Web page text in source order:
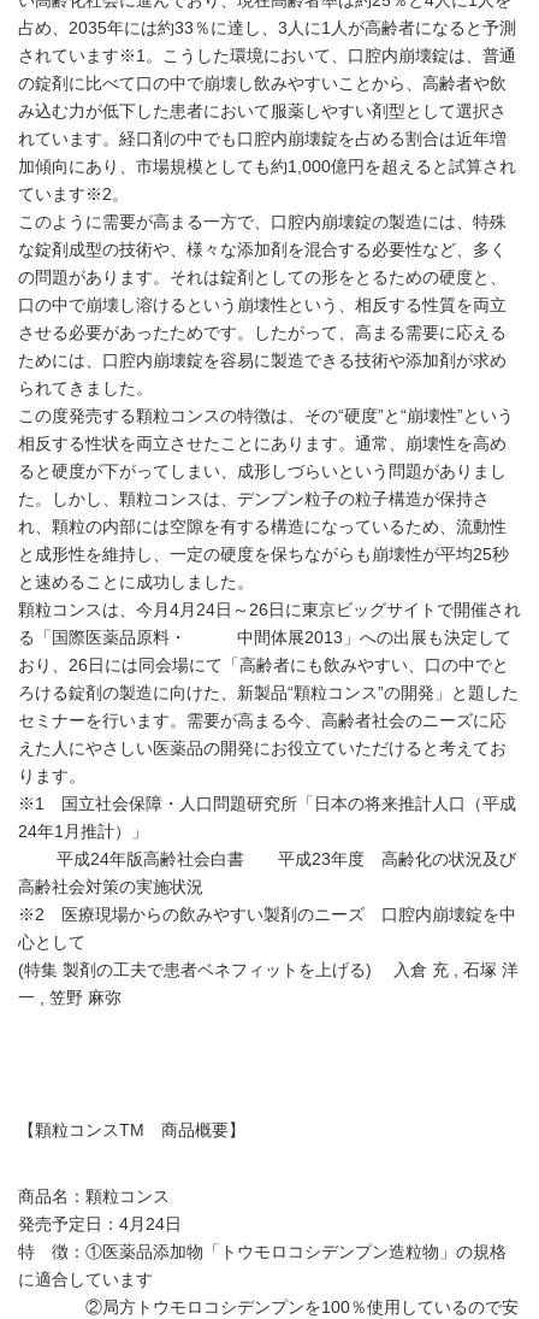
占め、2035年には約33％に達し、3人に1人が高齢者になると予測
されています※1。こうした環境において、口腔内崩壊錠は、普通
の錠剤に比べて口の中で崩壊し飲みやすいことから、高齢者や飲
み込む力が低下した患者において服薬しやすい剤型として選択さ
れています。経口剤の中でも口腔内崩壊錠を占める割合は近年増
加傾向にあり、市場規模としても約1,000億円を超えると試算され
ています※2。
このように需要が高まる一方で、口腔内崩壊錠の製造には、特殊
な錠剤成型の技術や、様々な添加剤を混合する必要性など、多く
の問題があります。それは錠剤としての形をとるための硬度と、
口の中で崩壊し溶けるという崩壊性という、相反する性質を両立
させる必要があったためです。したがって、高まる需要に応える
ためには、口腔内崩壊錠を容易に製造できる技術や添加剤が求め
られてきました。
この度発売する顆粒コンスの特徴は、その“硬度”と“崩壊性”という
相反する性状を両立させたことにあります。通常、崩壊性を高め
ると硬度が下がってしまい、成形しづらいという問題がありまし
た。しかし、顆粒コンスは、デンプン粒子の粒子構造が保持さ
れ、顆粒の内部には空隙を有する構造になっているため、流動性
と成形性を維持し、一定の硬度を保ちながらも崩壊性が平均25秒
と速めることに成功しました。
顆粒コンスは、今月4月24日～26日に東京ビッグサイトで開催され
る「国際医薬品原料・ 中間体展2013」への出展も決定して
おり、26日には同会場にて「高齢者にも飲みやすい、口の中でと
ろける錠剤の製造に向けた、新製品“顆粒コンス”の開発」と題した
セミナーを行います。需要が高まる今、高齢者社会のニーズに応
えた人にやさしい医薬品の開発にお役立ていただけると考えてお
ります。
※1 国立社会保障・人口問題研究所「日本の将来推計人口（平成
24年1月推計）」
平成24年版高齢社会白書 平成23年度 高齢化の状況及び
高齢社会対策の実施状況
※2 医療現場からの飲みやすい製剤のニーズ 口腔内崩壊錠を中
心として
(特集 製剤の工夫で患者ベネフィットを上げる) 入倉 充 , 石塚 洋
一 , 笠野 麻弥
【顆粒コンスTM 商品概要】
商品名：顆粒コンス
発売予定日：4月24日
特 徴：①医薬品添加物「トウモロコシデンプン造粒物」の規格
に適合しています
②局方トウモロコシデンプンを100％使用しているので安